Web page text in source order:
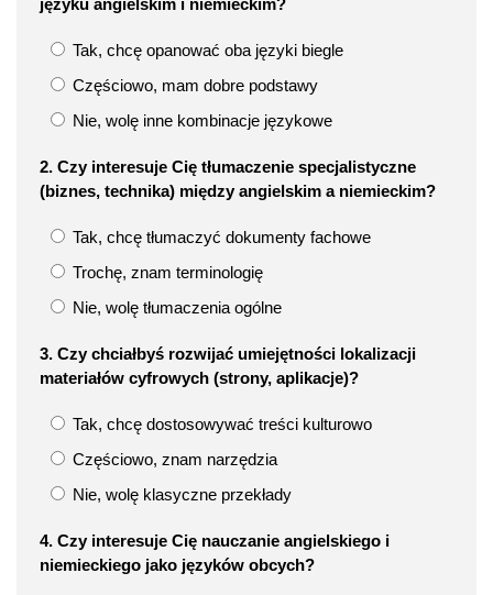
Tak, chcę opanować oba języki biegle
Częściowo, mam dobre podstawy
Nie, wolę inne kombinacje językowe
2. Czy interesuje Cię tłumaczenie specjalistyczne
(biznes, technika) między angielskim a niemieckim?
Tak, chcę tłumaczyć dokumenty fachowe
Trochę, znam terminologię
Nie, wolę tłumaczenia ogólne
3. Czy chciałbyś rozwijać umiejętności lokalizacji
materiałów cyfrowych (strony, aplikacje)?
Tak, chcę dostosowywać treści kulturowo
Częściowo, znam narzędzia
Nie, wolę klasyczne przekłady
4. Czy interesuje Cię nauczanie angielskiego i
niemieckiego jako języków obcych?